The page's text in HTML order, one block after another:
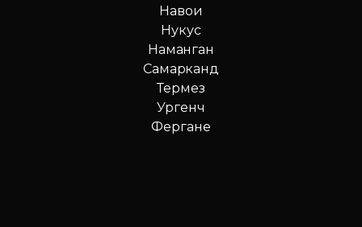
Навои
Нукус
Наманган
Самарканд
Термез
Ургенч
Фергане